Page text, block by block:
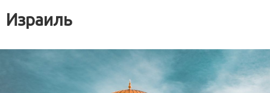
Израиль